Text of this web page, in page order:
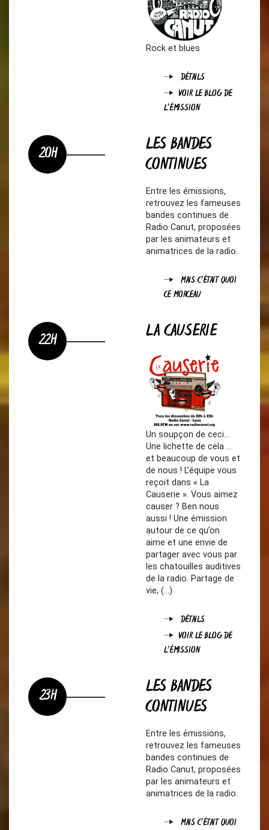
Rock et blues
DÉTAILS
VOIR LE BLOG DE
L'ÉMISSION
20H
LES BANDES
CONTINUES
Entre les émissions,
retrouvez les fameuses
bandes continues de
Radio Canut, proposées
par les animateurs et
animatrices de la radio.
MAIS C'ÉTAIT QUOI
CE MORCEAU
22H LA CAUSERIE
Un soupçon de ceci…
Une lichette de cela …
et beaucoup de vous et
de nous ! L’équipe vous
reçoit dans « La
Causerie ». Vous aimez
causer ? Ben nous
aussi ! Une émission
autour de ce qu’on
aime et une envie de
partager avec vous par
les chatouilles auditives
de la radio. Partage de
vie, (…)
DÉTAILS
VOIR LE BLOG DE
L'ÉMISSION
23H
LES BANDES
CONTINUES
Entre les émissions,
retrouvez les fameuses
bandes continues de
Radio Canut, proposées
par les animateurs et
animatrices de la radio.
MAIS C'ÉTAIT QUOI